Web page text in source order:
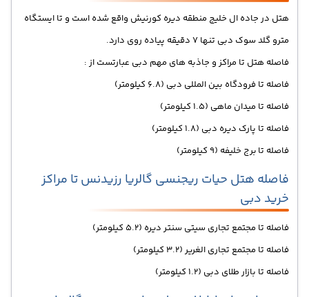
هتل در جاده ال خلیج منطقه دیره کورنیش واقع شده است و تا ایستگاه
مترو گلد سوک دبی تنها 7 دقیقه پیاده روی دارد.
فاصله هتل تا مراکز و جاذبه های مهم دبی عبارتست از :
فاصله تا فرودگاه بین المللی دبی (6.8 کیلومتر)
فاصله تا میدان ماهی (1.5 کیلومتر)
فاصله تا پارک دیره دبی (1.8 کیلو
متر)
فاصله تا برج خلیفه (9 کیلومتر)
فاصله هتل حیات ریجنسی گالریا رزیدنس تا مراکز
خرید دبی
فاصله تا مجتمع تجاری سیتی سنتر دیره (5.2 کیلومتر)
فاصله تا مجتمع تجاری الغریر (3.2 کیلومتر)
فاصله تا بازار طلای دبی (1.2 کیلومتر)